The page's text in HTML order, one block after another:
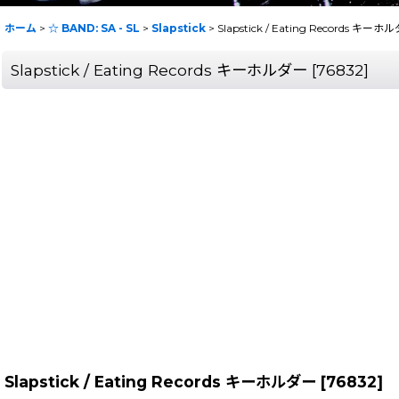
ホーム > ☆ BAND: SA - SL > Slapstick > Slapstick / Eating Records キーホル
Slapstick / Eating Records キーホルダー [76832]
Slapstick / Eating Records キーホルダー [76832]